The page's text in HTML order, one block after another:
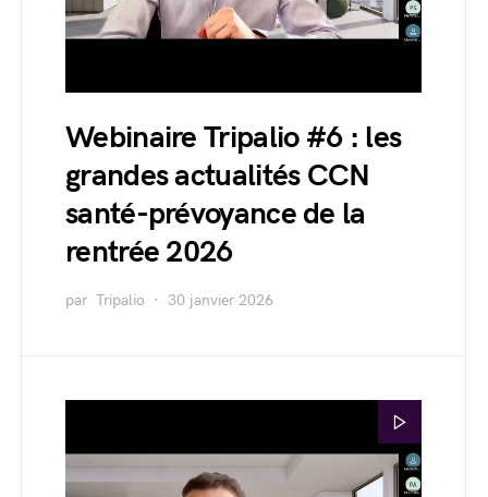
Webinaire Tripalio #6 : les
grandes actualités CCN
santé-prévoyance de la
rentrée 2026
par Tripalio 30 janvier 2026